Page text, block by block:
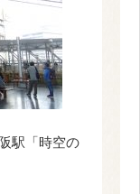
駅「時空の